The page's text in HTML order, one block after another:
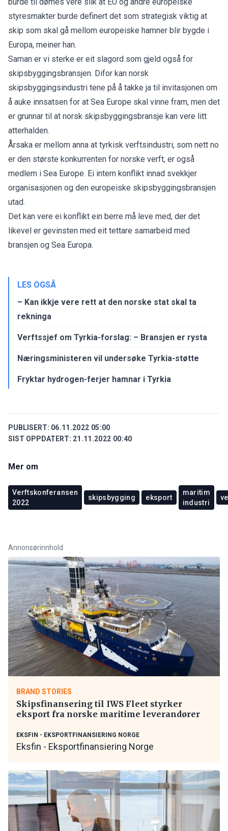
styresmakter burde definert det som strategisk viktig at
skip som skal gå mellom europeiske hamner blir bygde i
Europa, meiner han.
Saman er vi sterke er eit slagord som gjeld også for
skipsbyggingsbransjen. Difor kan norsk
skipsbyggingsindustri tene på å takke ja til invitasjonen om
å auke innsatsen for at Sea Europe skal vinne fram, men det
er grunnar til at norsk skipsbyggingsbransje kan vere litt
atterhalden.
Årsaka er mellom anna at tyrkisk verftsindustri, som nett no
er den største konkurrenten for norske verft, er også
medlem i Sea Europe. Ei intern konflikt innad svekkjer
organisasjonen og den europeiske skipsbyggingsbransjen
utad.
Det kan vere ei konflikt ein berre må leve med, der det
likevel er gevinsten med eit tettare samarbeid med
bransjen og Sea Europa.
LES OGSÅ
– Kan ikkje vere rett at den norske stat skal ta
rekninga
Verftssjef om Tyrkia-forslag: – Bransjen er rysta
Næringsministeren vil undersøke Tyrkia-støtte
Fryktar hydrogen-ferjer hamnar i Tyrkia
PUBLISERT: 06.11.2022 05:00
SIST OPPDATERT: 21.11.2022 00:40
Mer om
Verftskonferansen
2022
skipsbygging eksport
maritim
industri
Annonsørinnhold
BRAND STORIES
Skipsfinansering til IWS Fleet styrker
eksport fra norske maritime leverandører
EKSFIN - EKSPORTFINANSIERING NORGE
Eksfin - Eksportfinansiering Norge